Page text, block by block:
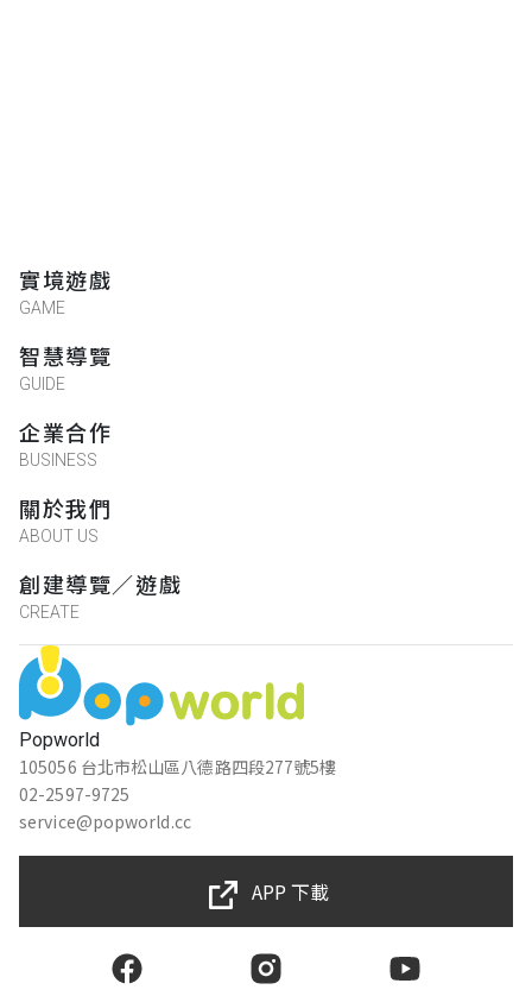
Popworld
105056 台北市松山區八德路四段277號5樓
02-2597-9725
service@popworld.cc
實境遊戲
GAME
智慧導覽
GUIDE
企業合作
BUSINESS
關於我們
ABOUT US
創建導覽／遊戲
CREATE
APP 下載